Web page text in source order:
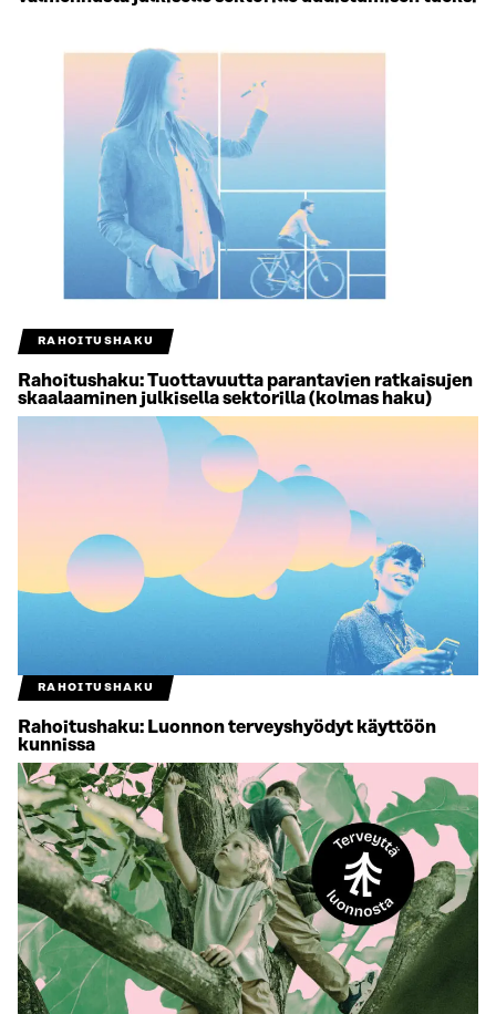
RAHOITUSHAKU
Rahoitushaku: Tuottavuutta parantavien ratkaisujen
skaalaaminen julkisella sektorilla (kolmas haku)
RAHOITUSHAKU
Rahoitushaku: Luonnon terveyshyödyt käyttöön
kunnissa